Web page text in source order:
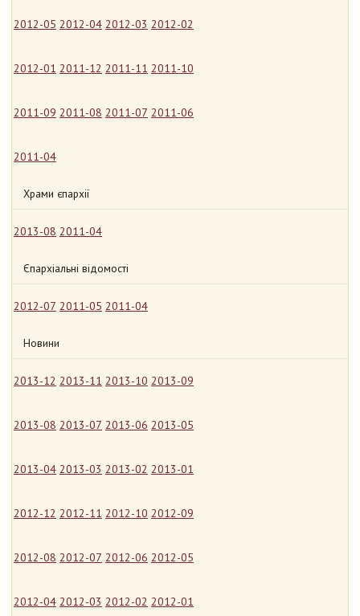
2012-05 2012-04 2012-03 2012-02
2012-01 2011-12 2011-11 2011-10
2011-09 2011-08 2011-07 2011-06
2011-04
Храми єпархії
2013-08 2011-04
Єпархіальні відомості
2012-07 2011-05 2011-04
Новини
2013-12 2013-11 2013-10 2013-09
2013-08 2013-07 2013-06 2013-05
2013-04 2013-03 2013-02 2013-01
2012-12 2012-11 2012-10 2012-09
2012-08 2012-07 2012-06 2012-05
2012-04 2012-03 2012-02 2012-01